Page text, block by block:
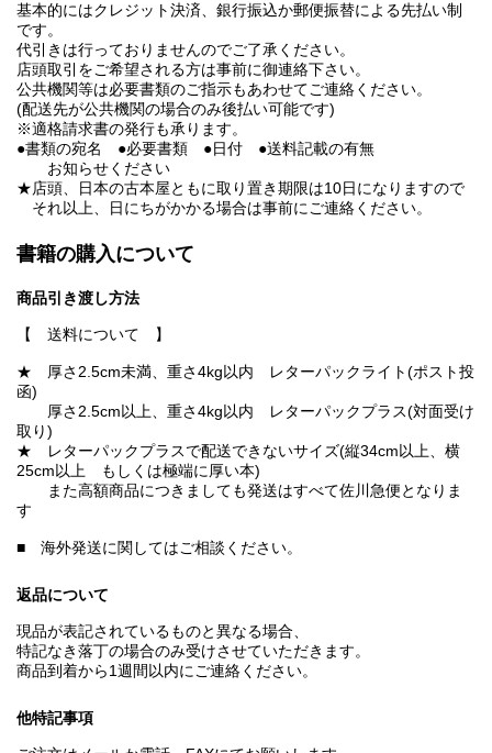
基本的にはクレジット決済、銀行振込か郵便振替による先払い制
です。
代引きは行っておりませんのでご了承ください。
店頭取引をご希望される方は事前に御連絡下さい。
公共機関等は必要書類のご指示もあわせてご連絡ください。
(配送先が公共機関の場合のみ後払い可能です)
※適格請求書の発行も承ります。
●書類の宛名 ●必要書類 ●日付 ●送料記載の有無
お知らせください
★店頭、日本の古本屋ともに取り置き期限は10日になりますので
それ以上、日にちがかかる場合は事前にご連絡ください。
書籍の購入について
商品引き渡し方法
【 送料について 】
★ 厚さ2.5cm未満、重さ4kg以内 レターパックライト(ポスト投
函)
厚さ2.5cm以上、重さ4kg以内 レターパックプラス(対面受け
取り)
★ レターパックプラスで配送できないサイズ(縦34cm以上、横
25cm以上 もしくは極端に厚い本)
また高額商品につきましても発送はすべて佐川急便となりま
す
■ 海外発送に関してはご相談ください。
返品について
現品が表記されているものと異なる場合、
特記なき落丁の場合のみ受けさせていただきます。
商品到着から1週間以内にご連絡ください。
他特記事項